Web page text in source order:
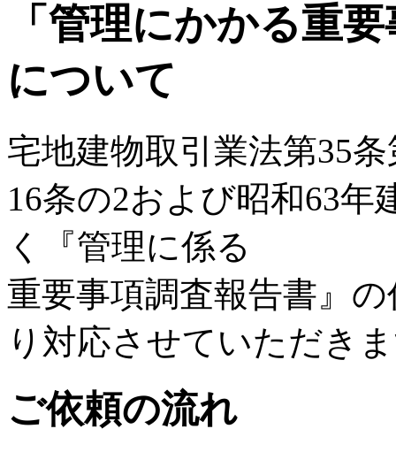
「管理にかかる重
について
宅地建物取引業法第35
16条の2および昭和63年
く『管理に係る
重要事項調査報告書』
り対応させていただき
ご依頼の流れ